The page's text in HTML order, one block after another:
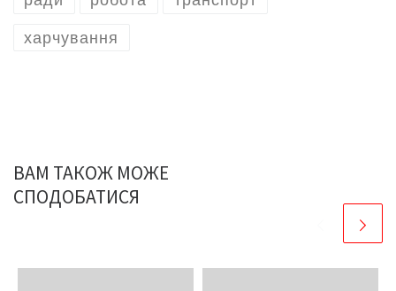
харчування
ВАМ ТАКОЖ МОЖЕ
СПОДОБАТИСЯ